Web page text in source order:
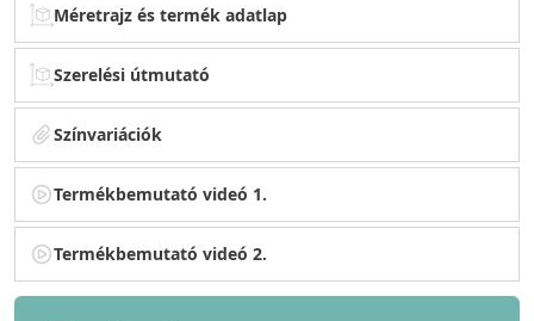
Méretrajz és termék adatlap
Szerelési útmutató
Színvariációk
Termékbemutató videó 1.
Termékbemutató videó 2.